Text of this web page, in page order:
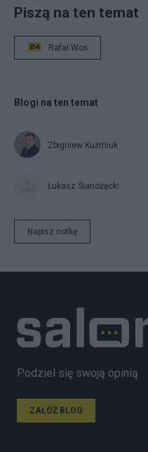
Piszą na ten temat
Rafał Woś
Blogi na ten temat
Zbigniew Kuźmiuk
Łukasz Sianożęcki
Napisz notkę
Podziel się swoją opinią
ZAŁÓŻ BLOG